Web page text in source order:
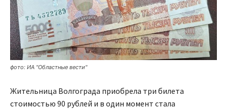
фото: ИА "Областные вести"
Жительница Волгограда приобрела три билета
стоимостью 90 рублей и в один момент стала